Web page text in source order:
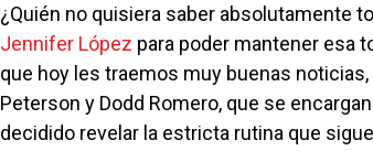
¿Quién no quisiera saber absolutamente
Jennifer López para poder mantener esa
que hoy les traemos muy buenas
Peterson y Dodd Romero, que se
decidido revelar la estricta rutina que sigue